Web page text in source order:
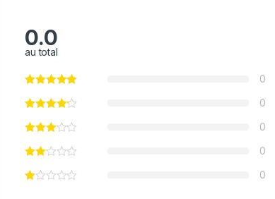
0.0
au total
0
0
0
0
0